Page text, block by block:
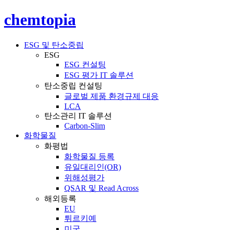
chemtopia
ESG 및 탄소중립
ESG
ESG 컨설팅
ESG 평가 IT 솔루션
탄소중립 컨설팅
글로벌 제품 환경규제 대응
LCA
탄소관리 IT 솔루션
Carbon-Slim
화학물질
화평법
화학물질 등록
유일대리인(OR)
위해성평가
QSAR 및 Read Across
해외등록
EU
튀르키예